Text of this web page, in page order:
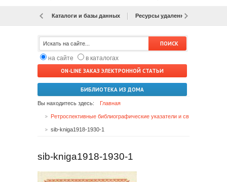
Каталоги и базы данных Ресурсы удаленного доступа
на сайте
в каталогах
ON-LINE ЗАКАЗ ЭЛЕКТРОННОЙ СТАТЬИ
БИБЛИОТЕКА ИЗ ДОМА
Вы находитесь здесь: Главная
sib-kniga1918-1930-1
sib-kniga1918-1930-1